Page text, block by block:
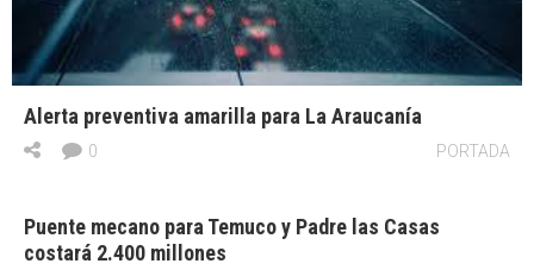
Alerta preventiva amarilla para La Araucanía
PORTADA
0
Puente mecano para Temuco y Padre las Casas
costará 2.400 millones